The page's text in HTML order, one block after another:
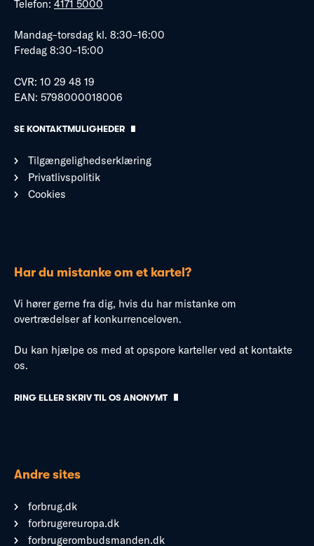
Telefon: 4171 5000
Mandag–torsdag kl. 8:30–16:00
Fredag 8:30–15:00
CVR: 10 29 48 19
EAN: 5798000018006
SE KONTAKTMULIGHEDER
Tilgængelighedserklæring
Privatlivspolitik
Cookies
Har du mistanke om et kartel?
Vi hører gerne fra dig, hvis du har mistanke om
overtrædelser af konkurrenceloven.
Du kan hjælpe os med at opspore karteller ved at kontakte
os.
RING ELLER SKRIV TIL OS ANONYMT
Andre sites
forbrug.dk
forbrugereuropa.dk
forbrugerombudsmanden.dk